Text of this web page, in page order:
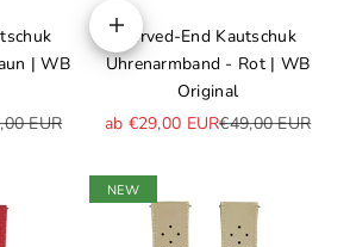
| WB
Preis
EUR
Optionen auswählen
Curved-End Kautschuk
Uhrenarmband - Rot | WB
Original
Angebot
ab €29,00 EURRegulärer Preis
€49,00 EUR
NEW